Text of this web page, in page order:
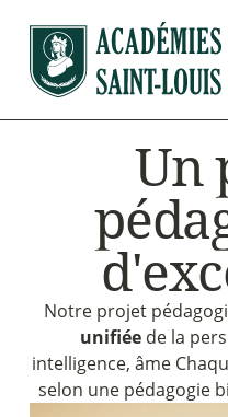
Un
péda
d'exc
Notre projet
unifiée de la
intelligence, âme
selon une pédagogie